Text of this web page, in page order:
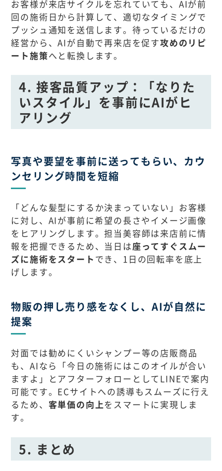
お客様が来店サイクルを忘れていても、AIが前
回の施術日から計算して、適切なタイミングで
プッシュ通知を送信します。待っているだけの
経営から、AIが自動で再来店を促す攻めのリピ
ート施策へと転換します。
4. 接客品質アップ：「なりた
いスタイル」を事前にAIがヒ
アリング
写真や要望を事前に送ってもらい、カウ
ンセリング時間を短縮
「どんな髪型にするか決まっていない」お客様
に対し、AIが事前に希望の長さやイメージ画像
をヒアリングします。担当美容師は来店前に情
報を把握できるため、当日は座ってすぐスムー
ズに施術をスタート でき、1日の回転率を底上
げします。
物販の押し売り感をなくし、AIが自然に
提案
対面では勧めにくいシャンプー等の店販商品
も、AIなら「今日の施術にはこのオイルが合い
ますよ」とアフターフォローとしてLINEで案内
可能です。ECサイトへの誘導もスムーズに行え
るため、 客単価の向上をスマートに実現しま
す。
5. まとめ